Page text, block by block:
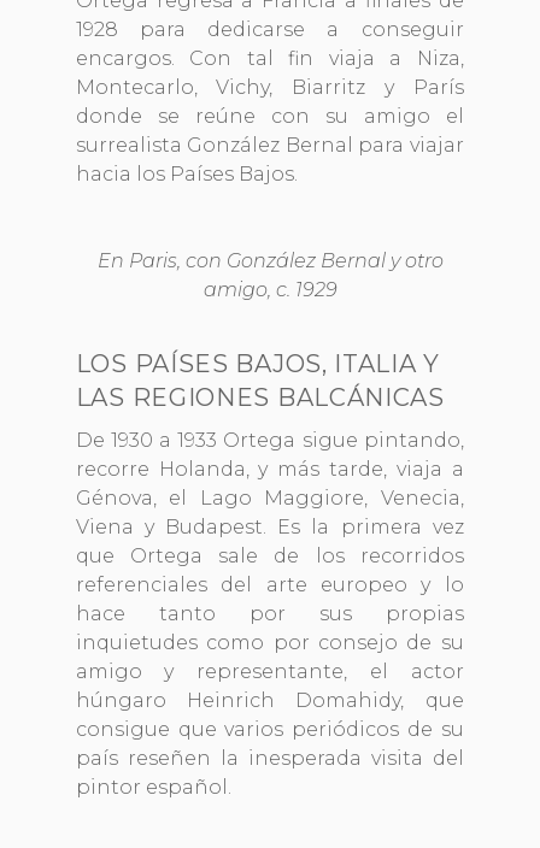
1928 para dedicarse a conseguir
encargos. Con tal fin viaja a Niza,
Montecarlo, Vichy, Biarritz y París
donde se reúne con su amigo el
surrealista González Bernal para viajar
hacia los Países Bajos.
En Paris, con González Bernal y otro
amigo, c. 1929
LOS PAÍSES BAJOS, ITALIA Y
LAS REGIONES BALCÁNICAS
De 1930 a 1933 Ortega sigue pintando,
recorre Holanda, y más tarde, viaja a
Génova, el Lago Maggiore, Venecia,
Viena y Budapest. Es la primera vez
que Ortega sale de los recorridos
referenciales del arte europeo y lo
hace tanto por sus propias
inquietudes como por consejo de su
amigo y representante, el actor
húngaro Heinrich Domahidy, que
consigue que varios periódicos de su
país reseñen la inesperada visita del
pintor español.